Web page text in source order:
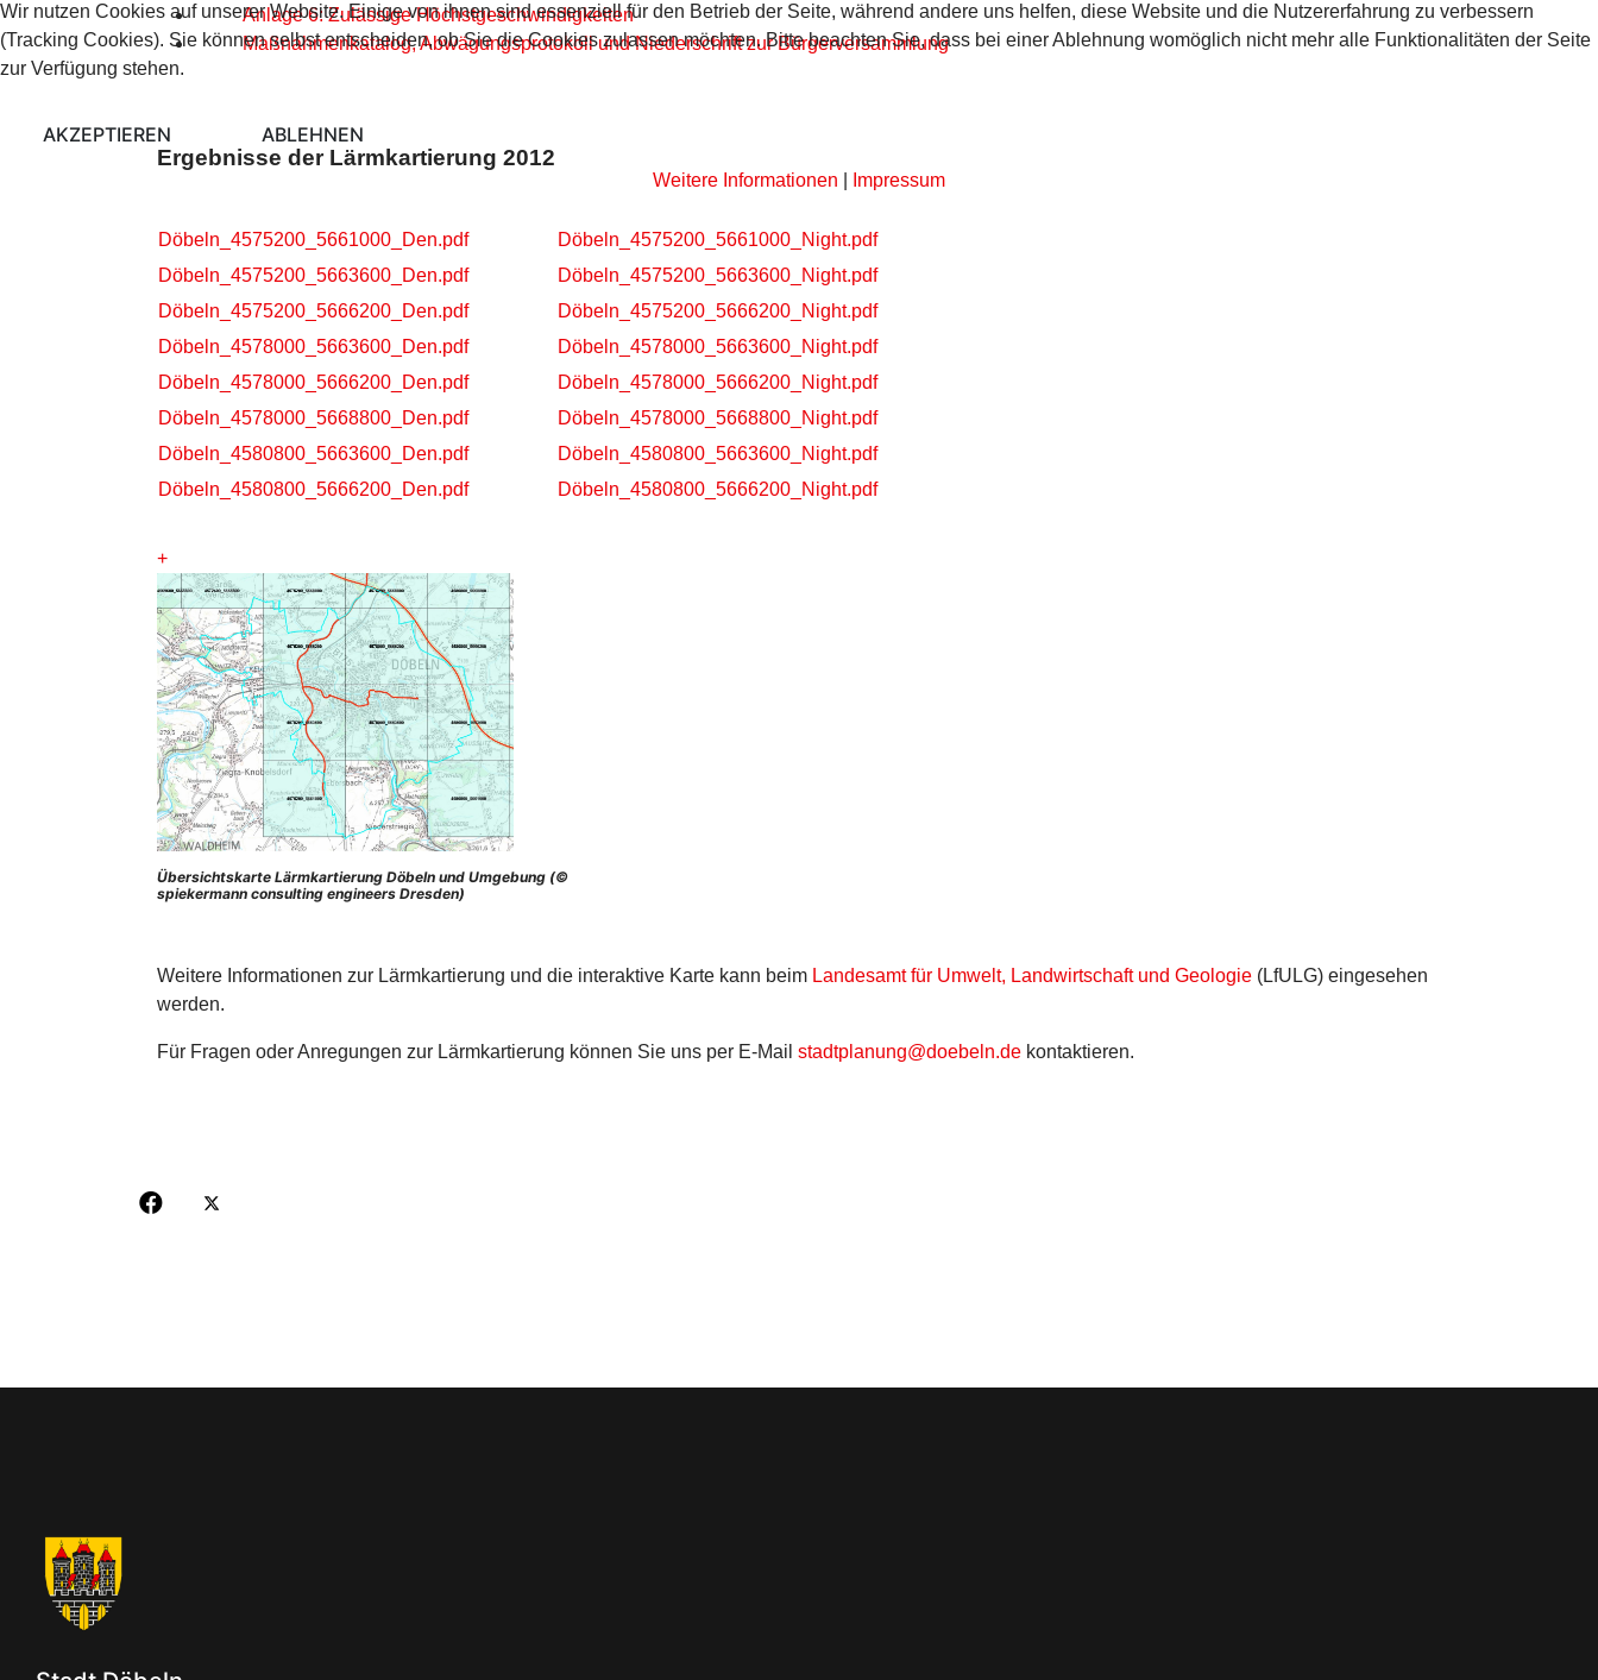
Anlage 6: Zulässige Höchstgeschwindigkeiten
Maßnahmenkatalog, Abwägungsprotokoll und Niederschrift zur Bürgerversammlung
Ergebnisse der Lärmkartierung 2012
Döbeln_4575200_5661000_Den.pdf
Döbeln_4575200_5661000_Night.pdf
Döbeln_4575200_5663600_Den.pdf
Döbeln_4575200_5663600_Night.pdf
Döbeln_4575200_5666200_Den.pdf
Döbeln_4575200_5666200_Night.pdf
Döbeln_4578000_5663600_Den.pdf
Döbeln_4578000_5663600_Night.pdf
Döbeln_4578000_5666200_Den.pdf
Döbeln_4578000_5666200_Night.pdf
Döbeln_4578000_5668800_Den.pdf
Döbeln_4578000_5668800_Night.pdf
Döbeln_4580800_5663600_Den.pdf
Döbeln_4580800_5663600_Night.pdf
Döbeln_4580800_5666200_Den.pdf
Döbeln_4580800_5666200_Night.pdf
+
Übersichtskarte Lärmkartierung Döbeln und Umgebung (©
spiekermann consulting engineers Dresden)
Weitere Informationen zur Lärmkartierung und die interaktive Karte kann beim Landesamt für Umwelt, Landwirtschaft und Geologie (LfULG) eingesehen
werden.
Für Fragen oder Anregungen zur Lärmkartierung können Sie uns per E-Mail stadtplanung@doebeln.de kontaktieren.
Wir nutzen Cookies auf unserer Website. Einige von ihnen sind essenziell für den Betrieb der Seite, während andere uns helfen, diese Website und die Nutzererfahrung zu verbessern
(Tracking Cookies). Sie können selbst entscheiden, ob Sie die Cookies zulassen möchten. Bitte beachten Sie, dass bei einer Ablehnung womöglich nicht mehr alle Funktionalitäten der Seite
zur Verfügung stehen.
AKZEPTIEREN ABLEHNEN
Weitere Informationen Impressum